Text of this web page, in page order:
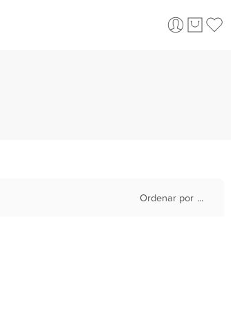
Ordenar por ...